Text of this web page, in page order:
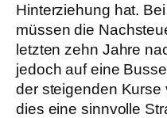
Hinterziehung hat.
müssen die
letzten zehn Jahre
jedoch auf eine
der steigenden
dies eine sinnvolle